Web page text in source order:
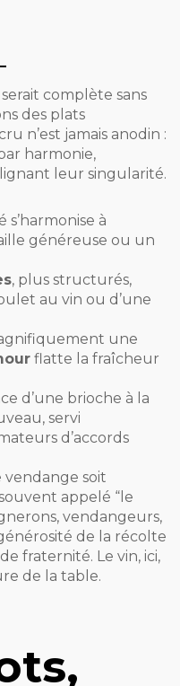
complète sans
des plats
n’est jamais anodin :
harmonie,
leur singularité.
s’harmonise à
généreuse ou un
, plus structurés,
au vin ou d’une
une
flatte la fraîcheur
d’une brioche à la
servi
d’accords
soit
appelé “le
vendangeurs,
de la récolte
fraternité. Le vin, ici,
de la table.